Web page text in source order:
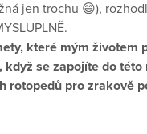
jen trochu 😄),
které mým životem
se zapojíte do
rotopedů pro zrakově